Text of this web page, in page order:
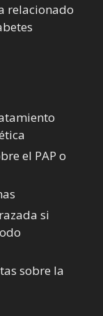
relacionado
el PAP o
si
sobre la